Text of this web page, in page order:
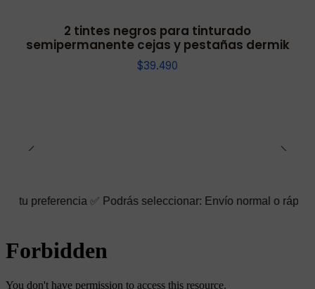
2 tintes negros para tinturado
semipermanente cejas y pestañas dermik
$39.490
✅ Podrás seleccionar: Envío normal o rápido ☑️